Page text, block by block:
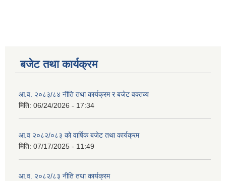
बजेट तथा कार्यक्रम
आ.व. २०८३/८४ नीति तथा कार्यक्रम र बजेट वक्तव्य
मिति: 06/24/2026 - 17:34
आ.व २०८२/०८३ को वार्षिक बजेट तथा कार्यक्रम
मिति: 07/17/2025 - 11:49
आ.व. २०८२/८३ नीति तथा कार्यक्रम